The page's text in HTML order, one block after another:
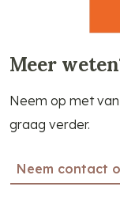
Meer
Neem op met van
graag verder.
Neem contact